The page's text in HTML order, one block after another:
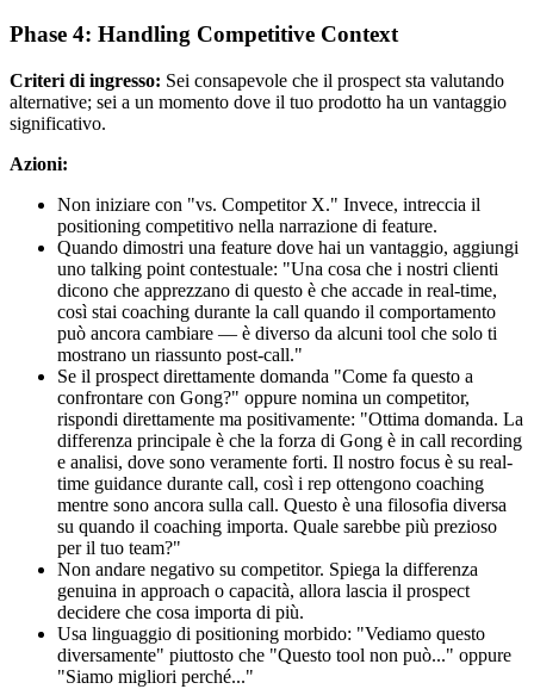
Phase 4: Handling Competitive Context
Criteri di ingresso: Sei consapevole che il prospect sta valutando
alternative; sei a un momento dove il tuo prodotto ha un vantaggio
significativo.
Azioni:
Non iniziare con "vs. Competitor X." Invece, intreccia il
positioning competitivo nella narrazione di feature.
Quando dimostri una feature dove hai un vantaggio, aggiungi
uno talking point contestuale: "Una cosa che i nostri clienti
dicono che apprezzano di questo è che accade in real-time,
così stai coaching durante la call quando il comportamento
può ancora cambiare — è diverso da alcuni tool che solo ti
mostrano un riassunto post-call."
Se il prospect direttamente domanda "Come fa questo a
confrontare con Gong?" oppure nomina un competitor,
rispondi direttamente ma positivamente: "Ottima domanda. La
differenza principale è che la forza di Gong è in call recording
e analisi, dove sono veramente forti. Il nostro focus è su real-
time guidance durante call, così i rep ottengono coaching
mentre sono ancora sulla call. Questo è una filosofia diversa
su quando il coaching importa. Quale sarebbe più prezioso
per il tuo team?"
Non andare negativo su competitor. Spiega la differenza
genuina in approach o capacità, allora lascia il prospect
decidere che cosa importa di più.
Usa linguaggio di positioning morbido: "Vediamo questo
diversamente" piuttosto che "Questo tool non può..." oppure
"Siamo migliori perché..."